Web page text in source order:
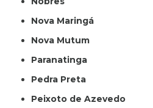
Nova Maringá
Nova Mutum
Paranatinga
Pedra Preta
Peixoto de Azevedo